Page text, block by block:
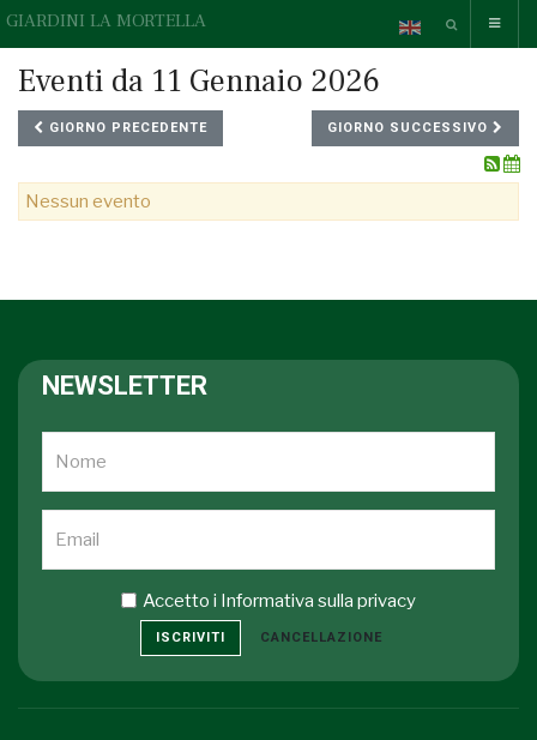
GIARDINI LA MORTELLA
Eventi da 11 Gennaio 2026
GIORNO PRECEDENTE GIORNO SUCCESSIVO
Nessun evento
NEWSLETTER
Accetto i Informativa sulla privacy
ISCRIVITI CANCELLAZIONE